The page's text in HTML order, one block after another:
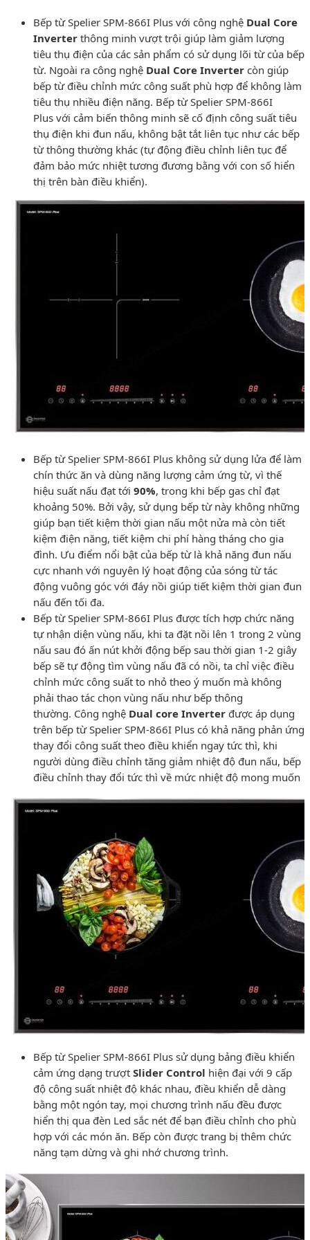
Bếp từ Spelier SPM-866I Plus với công nghệ Dual Core
Inverter thông minh vượt trội giúp làm giảm lượng
tiêu thụ điện của các sản phẩm có sử dụng lõi từ của bếp
từ. Ngoài ra công nghệ Dual Core Inverter còn giúp
bếp từ điều chỉnh mức công suất phù hợp để không làm
tiêu thụ nhiều điện năng. Bếp từ Spelier SPM-866I
Plus với cảm biến thông minh sẽ cố định công suất tiêu
thụ điện khi đun nấu, không bật tắt liên tục như các bếp
từ thông thường khác (tự động điều chỉnh liên tục để
đảm bảo mức nhiệt tương đương bằng với con số hiển
thị trên bàn điều khiển).
Bếp từ Spelier SPM-866I Plus không sử dụng lửa để làm
chín thức ăn và dùng năng lượng cảm ứng từ, vì thế
hiệu suất nấu đạt tới 90%, trong khi bếp gas chỉ đạt
khoảng 50%. Bởi vậy, sử dụng bếp từ này không những
giúp bạn tiết kiệm thời gian nấu một nửa mà còn tiết
kiệm điện năng, tiết kiệm chi phí hàng tháng cho gia
đình. Ưu điểm nổi bật của bếp từ là khả năng đun nấu
cực nhanh với nguyên lý hoạt động của sóng từ tác
động vuông góc với đáy nồi giúp tiết kiệm thời gian đun
nấu đến tối đa.
Bếp từ Spelier SPM-866I Plus được tích hợp chức năng
tự nhận diện vùng nấu, khi ta đặt nồi lên 1 trong 2 vùng
nấu sau đó ấn nút khởi động bếp sau thời gian 1-2 giây
bếp sẽ tự động tìm vùng nấu đã có nồi, ta chỉ việc điều
chỉnh mức công suất to nhỏ theo ý muốn mà không
phải thao tác chọn vùng nấu như bếp thông
thường. Công nghệ Dual core Inverter được áp dụng
trên bếp từ Spelier SPM-866I Plus có khả năng phản ứng
thay đổi công suất theo điều khiển ngay tức thì, khi
người dùng điều chỉnh tăng giảm nhiệt độ đun nấu, bếp
điều chỉnh thay đổi tức thì về mức nhiệt độ mong muốn
Bếp từ Spelier SPM-866I Plus sử dụng bảng điều khiển
cảm ứng dạng trượt Slider Control hiện đại với 9 cấp
độ công suất nhiệt độ khác nhau, điều khiển dễ dàng
bằng một ngón tay, mọi chương trình nấu đều được
hiển thị qua đèn Led sắc nét để bạn điều chỉnh cho phù
hợp với các món ăn. Bếp còn được trang bị thêm chức
năng tạm dừng và ghi nhớ chương trình.